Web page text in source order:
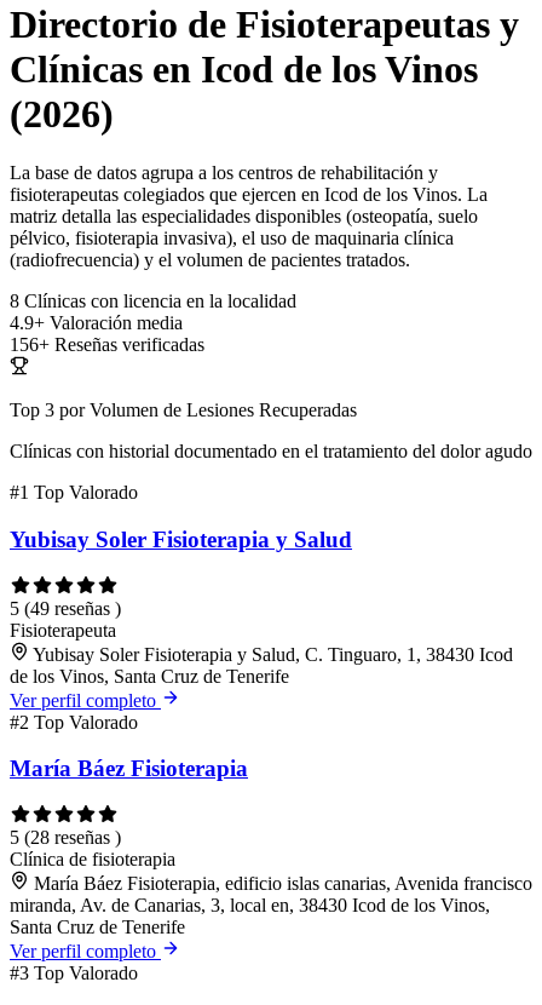
Directorio de Fisioterapeutas y
Clínicas en Icod de los Vinos
(2026)
La base de datos agrupa a los centros de rehabilitación y
fisioterapeutas colegiados que ejercen en Icod de los Vinos. La
matriz detalla las especialidades disponibles (osteopatía, suelo
pélvico, fisioterapia invasiva), el uso de maquinaria clínica
(radiofrecuencia) y el volumen de pacientes tratados.
8 Clínicas con licencia en la localidad
4.9+ Valoración media
156+ Reseñas verificadas
Top 3 por Volumen de Lesiones Recuperadas
Clínicas con historial documentado en el tratamiento del dolor agudo
#1 Top Valorado
Yubisay Soler Fisioterapia y Salud
5 (49 reseñas )
Fisioterapeuta
Yubisay Soler Fisioterapia y Salud, C. Tinguaro, 1, 38430 Icod
de los Vinos, Santa Cruz de Tenerife
Ver perfil completo
#2 Top Valorado
María Báez Fisioterapia
5 (28 reseñas )
Clínica de fisioterapia
María Báez Fisioterapia, edificio islas canarias, Avenida francisco
miranda, Av. de Canarias, 3, local en, 38430 Icod de los Vinos,
Santa Cruz de Tenerife
Ver perfil completo
#3 Top Valorado